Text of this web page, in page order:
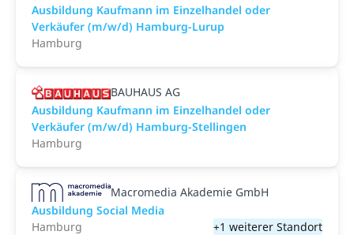
Ausbildung Kaufmann im Einzelhandel oder
Verkäufer (m/w/d) Hamburg-Lurup
Hamburg
BAUHAUS AG
Ausbildung Kaufmann im Einzelhandel oder
Verkäufer (m/w/d) Hamburg-Stellingen
Hamburg
Macromedia Akademie GmbH
Ausbildung Social Media
Hamburg
+1 weiterer Standort